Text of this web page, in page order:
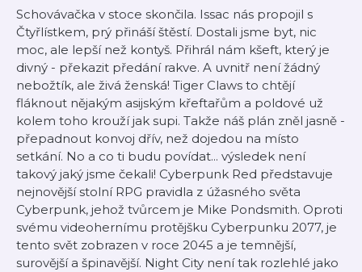
Schovávačka v stoce skončila. Issac nás propojil s
Čtyřlístkem, prý přináší štěstí. Dostali jsme byt, nic
moc, ale lepší než kontyš. Přihrál nám kšeft, který je
divný - překazit předání rakve. A uvnitř není žádný
nebožtík, ale živá ženská! Tiger Claws to chtějí
fláknout nějakým asijským křeftařům a poldové už
kolem toho krouží jak supi. Takže náš plán zněl jasně -
přepadnout konvoj dřív, než dojedou na místo
setkání. No a co ti budu povídat... výsledek není
takový jaký jsme čekali! Cyberpunk Red představuje
nejnovější stolní RPG pravidla z úžasného světa
Cyberpunk, jehož tvůrcem je Mike Pondsmith. Oproti
svému videohernímu protějšku Cyberpunku 2077, je
tento svět zobrazen v roce 2045 a je temnější,
surovější a špinavější. Night City není tak rozlehlé jako